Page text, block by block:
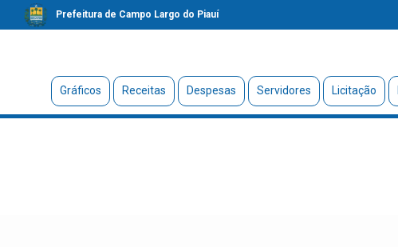
Prefeitura de Campo Largo do Piauí
Gráficos Receitas Despesas Servidores Licitação